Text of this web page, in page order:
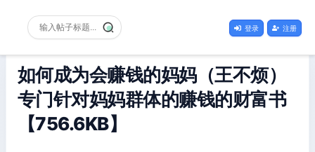
登录 注册
如何成为会赚钱的妈妈（王不烦）
专门针对妈妈群体的赚钱的财富书
【756.6KB】